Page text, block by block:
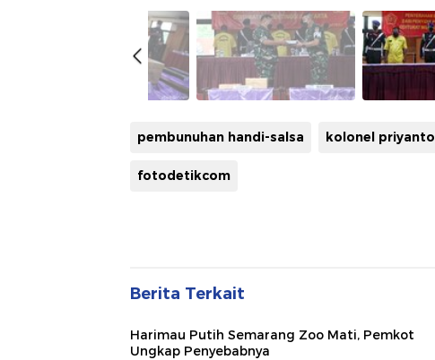
pembunuhan handi-salsa kolonel priyanto
fotodetikcom
Berita Terkait
Harimau Putih Semarang Zoo Mati, Pemkot
Ungkap Penyebabnya